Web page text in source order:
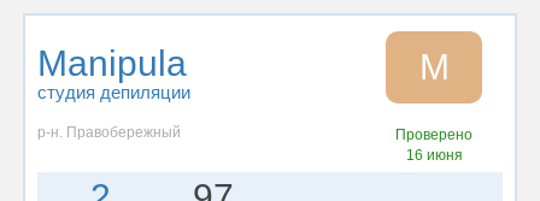
Manipula
студия депиляции
M
р-н. Правобережный
Проверено
16 июня